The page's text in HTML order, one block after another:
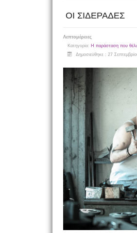
ΟΙ ΣΙΔΕΡΑΔΕΣ
Λεπτομέρειες
Κατηγορία: Η παράσταση που
Δημοσιεύθηκε : 27